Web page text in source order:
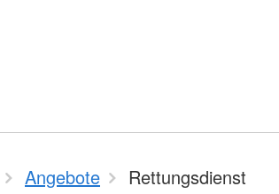
Angebote Rettungsdienst